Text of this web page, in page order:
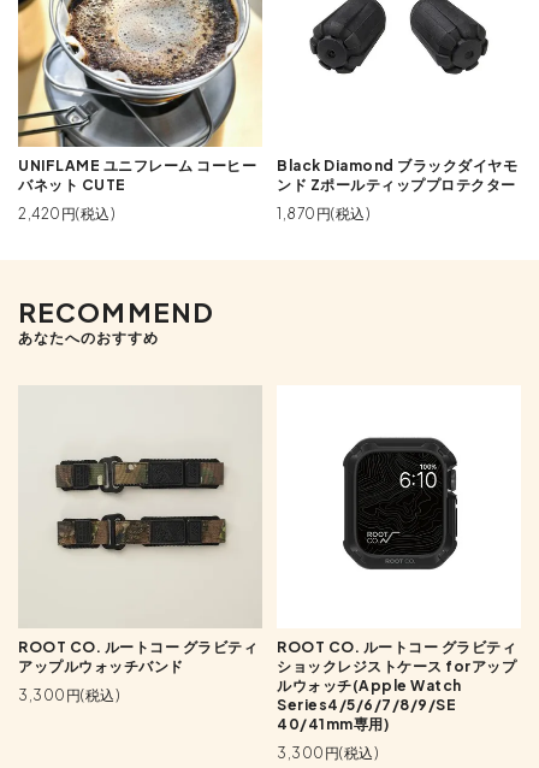
UNIFLAME ユニフレーム コーヒー
バネット CUTE
2,420円(税込)
Black Diamond ブラックダイヤモ
ンド Zポールティッププロテクター
1,870円(税込)
RECOMMEND
あなたへのおすすめ
ROOT CO. ルートコー グラビティ
アップルウォッチバンド
3,300円(税込)
ROOT CO. ルートコー グラビティ
ショックレジストケース forアップ
ルウォッチ(Apple Watch
Series4/5/6/7/8/9/SE
40/41mm専用)
3,300円(税込)